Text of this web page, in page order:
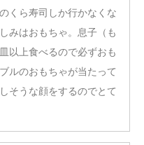
くら寿司しか行かなくな
みはおもちゃ。息子（も
以上食べるので必ずおも
ルのおもちゃが当たって
そうな顔をするのでとて